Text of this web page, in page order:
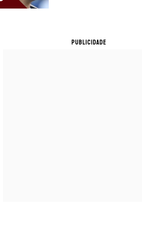
PUBLICIDADE